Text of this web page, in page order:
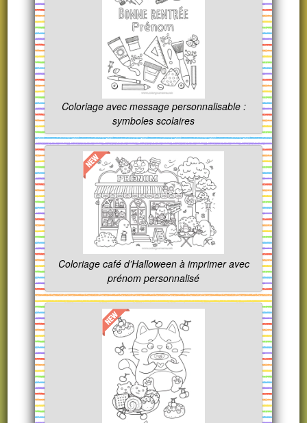
Coloriage avec message personnalisable :
symboles scolaires
Coloriage café d’Halloween à imprimer avec
prénom personnalisé